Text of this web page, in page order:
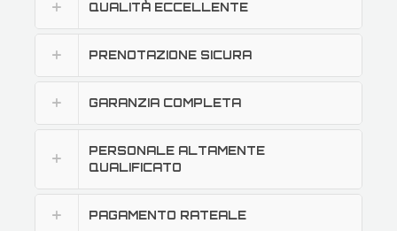
QUALITÀ ECCELLENTE
PRENOTAZIONE SICURA
GARANZIA COMPLETA
PERSONALE ALTAMENTE
QUALIFICATO
PAGAMENTO RATEALE